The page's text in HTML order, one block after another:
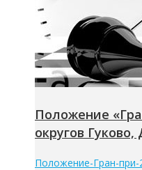
Положение
округов
Положение-Гран-при-